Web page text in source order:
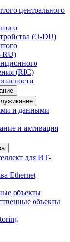
центрального
(O-DU)
RU)
(RIC)
и данными
и активация
для ИТ-
Ethernet
объекты
объекты